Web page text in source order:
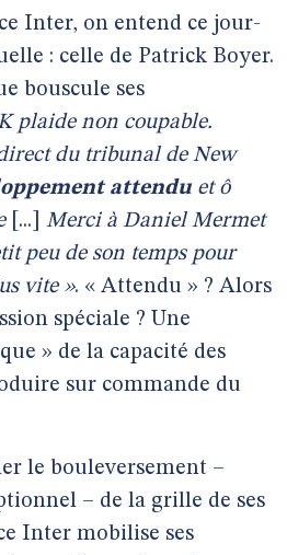
Inter, on entend ce jour-
: celle de Patrick Boyer.
bouscule ses
plaide non coupable.
du tribunal de New
attendu et ô
[...] Merci à Daniel Mermet
peu de son temps pour
vite ». « Attendu » ? Alors
spéciale ? Une
» de la capacité des
sur commande du
le bouleversement –
– de la grille de ses
Inter mobilise ses